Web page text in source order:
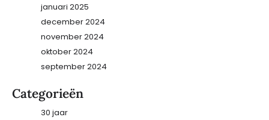
januari 2025
december 2024
november 2024
oktober 2024
september 2024
Categorieën
30 jaar